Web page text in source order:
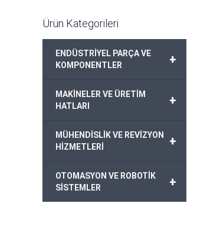
Ürün Kategorileri
+
ENDÜSTRİYEL PARÇA VE
KOMPONENTLER
+
MAKİNELER VE ÜRETİM
HATLARI
+
MÜHENDİSLİK VE REVİZYON
HİZMETLERİ
+
OTOMASYON VE ROBOTİK
SİSTEMLER